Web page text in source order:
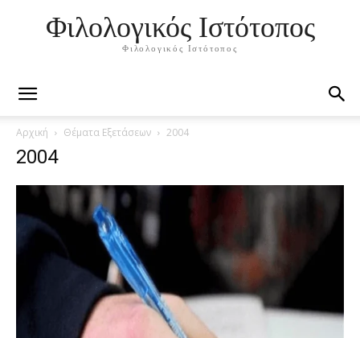
Φιλολογικός Ιστότοπος
Φιλολογικός Ιστότοπος
Αρχική Θέματα Εξετάσεων 2004
2004